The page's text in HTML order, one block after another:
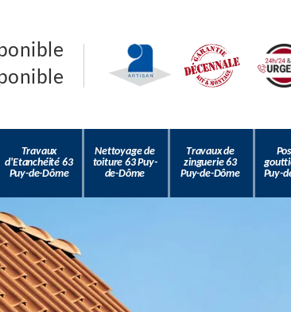
Travaux
d'Etanchéité 63
Puy-de-Dôme
Nettoyage de
toiture 63 Puy-
de-Dôme
Travaux de
zinguerie 63
Puy-de-Dôme
Puy-